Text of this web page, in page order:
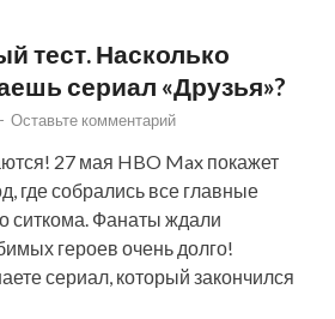
тест. Насколько
сериал «Друзья»?
- Оставьте комментарий
27 мая HBO Max покажет
где собрались все главные
ситкома. Фанаты ждали
героев очень долго!
сериал, который закончился